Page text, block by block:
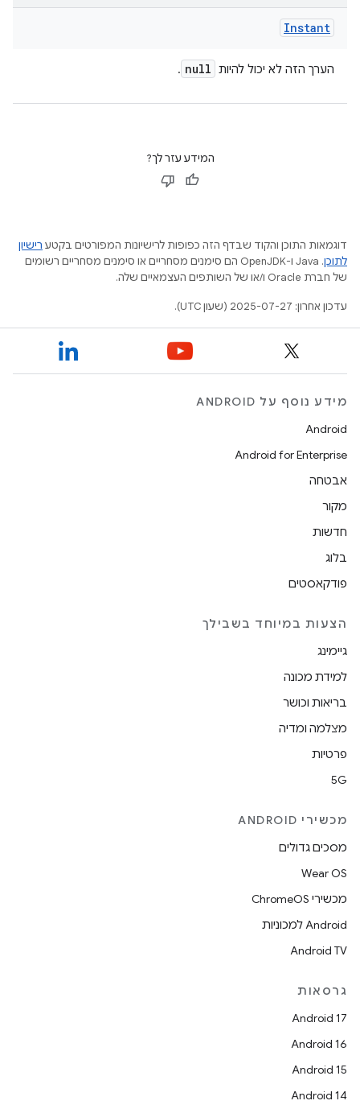
Instant
הערך הזה לא יכול להיות null
.
המידע עזר לך?
דוגמאות התוכן והקוד שבדף הזה כפופות לרישיונות המפורטים בקטע רישיון
לתוכן
.‏ Java ו-OpenJDK הם סימנים מסחריים או סימנים מסחריים רשומים
של חברת Oracle ו/או של השותפים העצמאיים שלה.
עדכון אחרון: 2025-07-27 (שעון UTC).
מידע נוסף על ANDROID
Android
Android for Enterprise
אבטחה
מקור
חדשות
בלוג
פודקאסטים
הצעות במיוחד בשבילך
גיימינג
למידת מכונה
בריאות וכושר
מצלמה ומדיה
פרטיות
5G
מכשירי ANDROID
מסכים גדולים
Wear OS
מכשירי ChromeOS
Android למכוניות
Android TV
גרסאות
Android 17
Android 16
Android 15
Android 14